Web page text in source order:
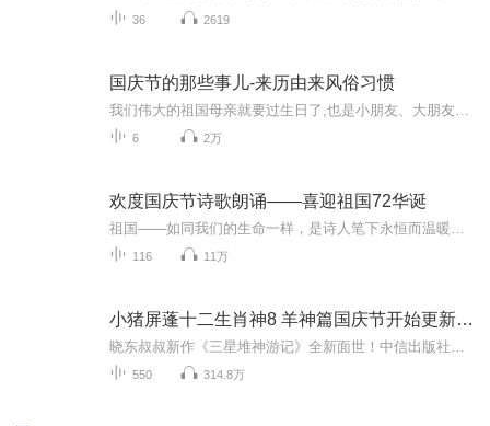
36 2619
国庆节的那些事儿-来历由来风俗习惯
6 2万
欢度国庆节诗歌朗诵——喜迎祖国72华诞
116 11万
小猪屏蓬十二生肖神8 羊神篇国庆节开始更新啦！
550 314.8万